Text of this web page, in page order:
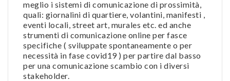
meglio i sistemi di comunicazione di prossimità,
quali: giornalini di quartiere, volantini, manifesti ,
eventi locali, street art, murales etc. ed anche
strumenti di comunicazione online per fasce
specifiche ( sviluppate spontaneamente o per
necessità in fase covid19 ) per partire dal basso
per una comunicazione scambio con i diversi
stakeholder.